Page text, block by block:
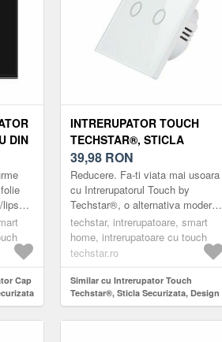
DIN
lipsa,
Cap
86 x 86
INTRERUPATOR TOUCH
TECHSTAR®, STICLA
SECURIZATA, DESIGN
MODERN, ILUMINARE LED,
2 FAZE, ALB
39,98 RON
Reducere. Fa-ti viata mai usoara
cu Intrerupatorul Touch by
Techstar®, o alternativa moderna
la intrerupatoarele clasice.
Intrerupatoarele marca ®Techstar
su...
techstar, intrerupatoare, smart
home, intrerupatoare cu touch
techstar.ro
Similar cu Intrerupator Touch
Techstar®, Sticla Securizata, Design
Modern, Iluminare LED, 2 Faze, Alb